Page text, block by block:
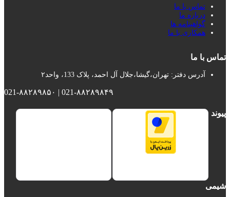
تماس با ما
درباره ما
گواهینامه ها
همکاری با ما
تماس با ما
آدرس دفتر: تهران،گیشا،جلال آل احمد، پلاک 133، واحد۲
021-۸۸۲۸۹۸۴۹ | 021-۸۸۲۸۹۸۵۰
پیوند
شیمی